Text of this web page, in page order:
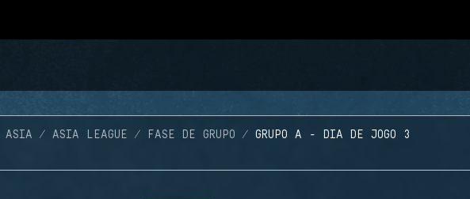
ASIA ASIA LEAGUE FASE DE GRUPO GRUPO A - DIA DE JOGO 3